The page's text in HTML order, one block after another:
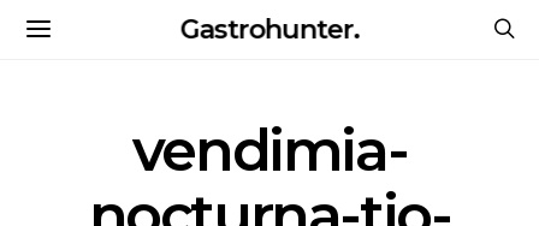
Gastrohunter.
vendimia-